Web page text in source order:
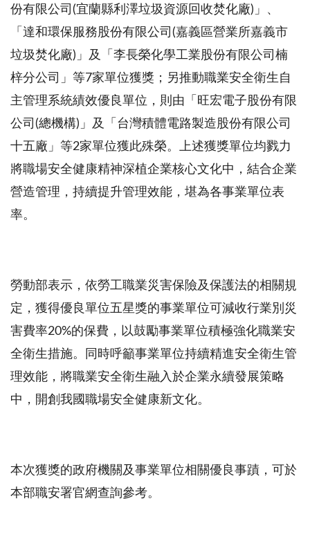
份有限公司(宜蘭縣利澤垃圾資源回收焚化廠)」、
「達和環保服務股份有限公司(嘉義區營業所嘉義市
垃圾焚化廠)」及「李長榮化學工業股份有限公司楠
梓分公司」等7家單位獲獎；另推動職業安全衛生自
主管理系統績效優良單位，則由「 旺宏電子股份有限
公司(總機構)」及「台灣積體電路製造股份有限公司
十五廠」等2家單位獲此殊榮。上述獲獎單位均戮力
將職場安全健康精神深植企業核心文化中，結合企業
營造管理，持續提升管理效能，堪為各事業單位表
率。
勞動部表示，依勞工職業災害保險及保護法的相關規
定，獲得優良單位五星獎的事業單位可減收行業別災
害費率20%的保費，以鼓勵事業單位積極強化職業安
全衛生措施。同時呼籲事業單位持續精進安全衛生管
理效能，將職業安全衛生融入於企業永續發展策略
中，開創我國職場安全健康新文化。
本次獲獎的政府機關及事業單位相關優良事蹟，可於
本部職安署官網查詢參考。